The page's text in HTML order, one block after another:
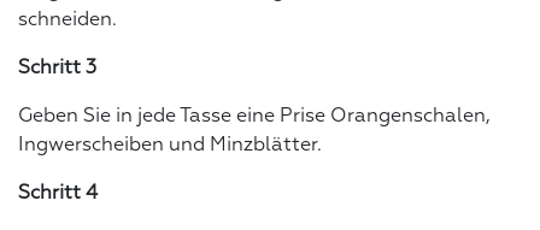
schneiden.
Schritt 3
Geben Sie in jede Tasse eine Prise Orangenschalen,
Ingwerscheiben und Minzblätter.
Schritt 4